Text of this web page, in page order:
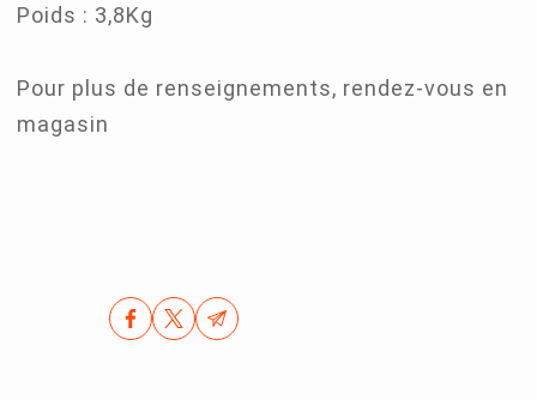
Poids : 3,8Kg
Pour plus de renseignements, rendez-vous en
magasin